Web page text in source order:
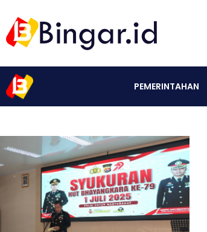
PEMERINTAHAN